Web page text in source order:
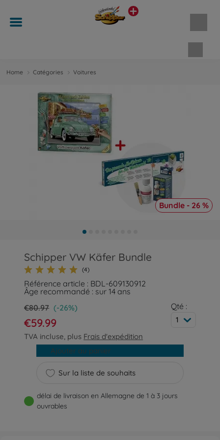
Home Catégories Voitures
Bundle - 26 %
Schipper VW Käfer Bundle
(4)
Référence article : BDL-609130912
Âge recommandé : sur 14 ans
€80.97 (-26%)
€59.99
TVA incluse, plus Frais d'expédition
Qté :
1
Sur la liste de souhaits
Ajouter au panier
délai de livraison en Allemagne de 1 à 3 jours
ouvrables